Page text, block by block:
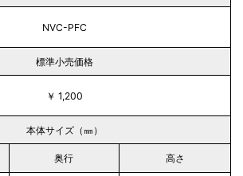
NVC-PFC
標準小売価格
￥ 1,200
本体サイズ（㎜）
奥行 高さ